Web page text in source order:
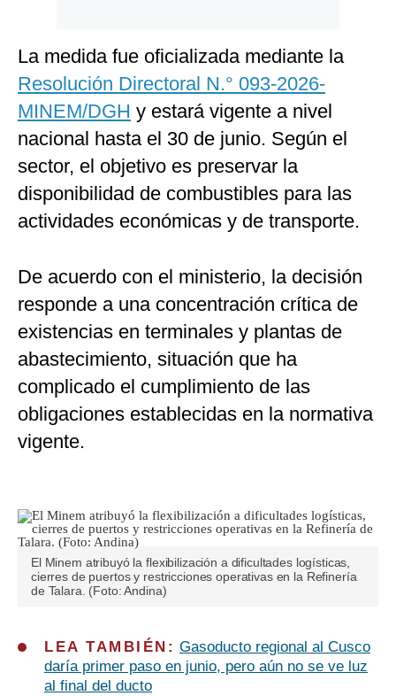
La medida fue oficializada mediante la
Resolución Directoral N.° 093-2026-
MINEM/DGH y estará vigente a nivel
nacional hasta el 30 de junio. Según el
sector, el objetivo es preservar la
disponibilidad de combustibles para las
actividades económicas y de transporte.
De acuerdo con el ministerio, la decisión
responde a una concentración crítica de
existencias en terminales y plantas de
abastecimiento, situación que ha
complicado el cumplimiento de las
obligaciones establecidas en la normativa
vigente.
El Minem atribuyó la flexibilización a dificultades logísticas,
cierres de puertos y restricciones operativas en la Refinería
de Talara. (Foto: Andina)
LEA TAMBIÉN: Gasoducto regional al Cusco
daría primer paso en junio, pero aún no se ve luz
al final del ducto